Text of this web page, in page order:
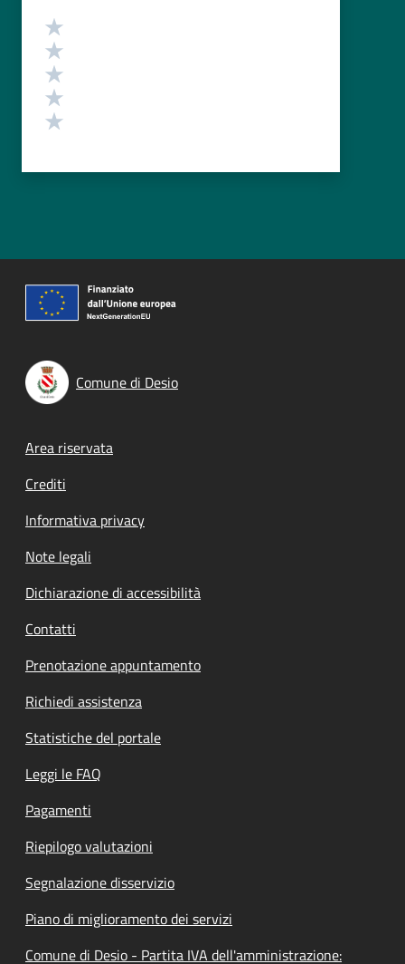
Valutazione
Comune di Desio
Footer menu
Area riservata
Crediti
Informativa privacy
Note legali
Dichiarazione di accessibilità
Contatti
Prenotazione appuntamento
Richiedi assistenza
Statistiche del portale
Leggi le FAQ
Pagamenti
Riepilogo valutazioni
Segnalazione disservizio
Piano di miglioramento dei servizi
Comune di Desio - Partita IVA dell'amministrazione: